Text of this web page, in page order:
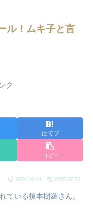
ル！ムキ子と言
ク
はてブ
コピー
2024.10.14 2025.07.22
ている榎本樹羅さん。